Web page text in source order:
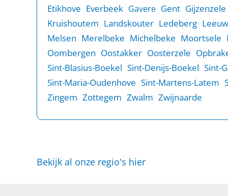
Etikhove Everbeek Gavere Gent Gijzenzele
Kruishoutem Landskouter Ledeberg
Melsen Merelbeke Michelbeke Moortsele
Oombergen Oostakker Oosterzele
Sint-Blasius-Boekel Sint-Denijs-Boekel Sint-
Sint-Maria-Oudenhove Sint-Martens-Latem
Zingem Zottegem Zwalm Zwijnaarde
Bekijk al onze regio's hier